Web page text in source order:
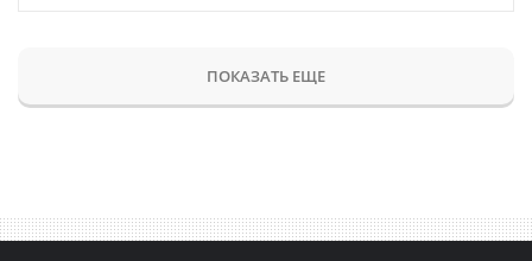
ПОКАЗАТЬ ЕЩЕ